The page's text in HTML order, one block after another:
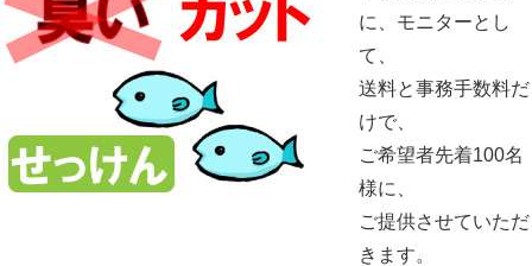
に、モニターとし
て、
送料と事務手数料だ
けで、
ご希望者先着100名
様に、
ご提供させていただ
きます。